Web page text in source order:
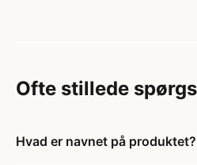
Ofte stillede
Hvad er navnet på produktet?